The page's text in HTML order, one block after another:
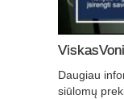
Daugiau
siūlomų